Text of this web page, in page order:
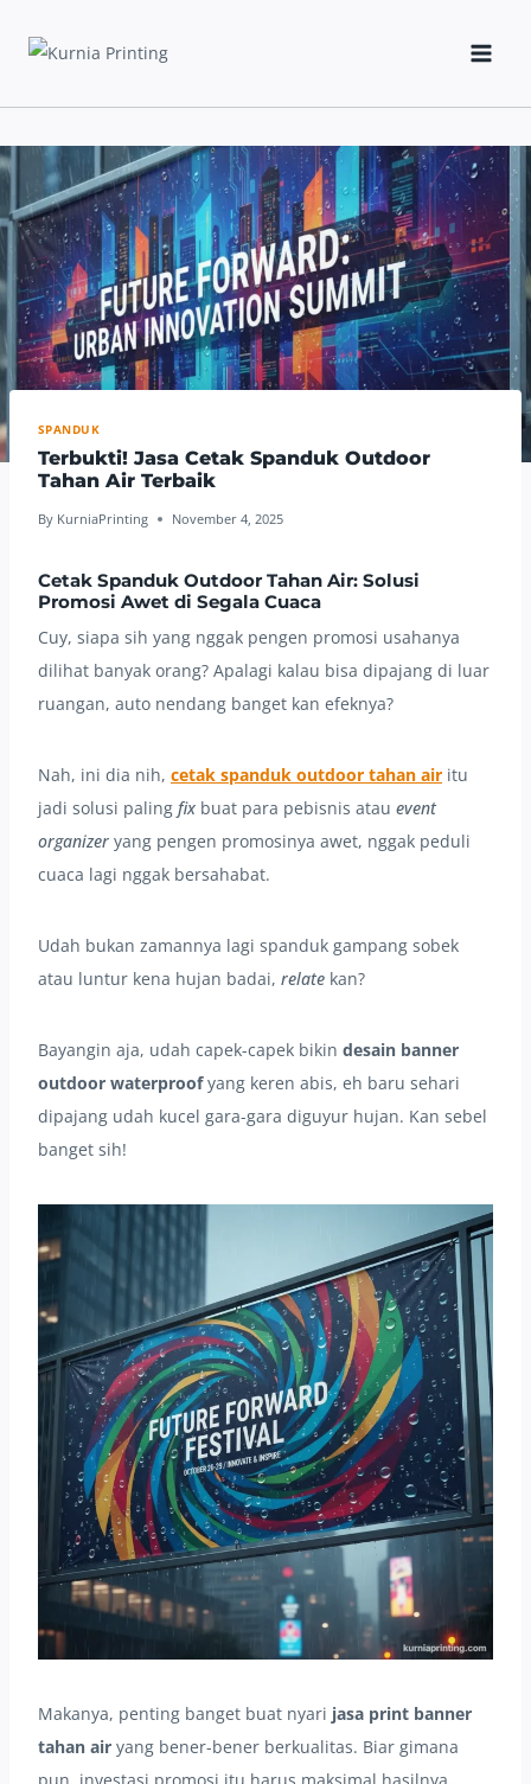
SPANDUK
Terbukti! Jasa Cetak Spanduk Outdoor
Tahan Air Terbaik
By KurniaPrinting November 4, 2025
Cetak Spanduk Outdoor Tahan Air: Solusi
Promosi Awet di Segala Cuaca
Cuy, siapa sih yang nggak pengen promosi usahanya
dilihat banyak orang? Apalagi kalau bisa dipajang di luar
ruangan, auto nendang banget kan efeknya?
Nah, ini dia nih, cetak spanduk outdoor tahan air itu
jadi solusi paling fix buat para pebisnis atau event
organizer yang pengen promosinya awet, nggak peduli
cuaca lagi nggak bersahabat.
Udah bukan zamannya lagi spanduk gampang sobek
atau luntur kena hujan badai, relate kan?
Bayangin aja, udah capek-capek bikin desain banner
outdoor waterproofyang keren abis, eh baru sehari
dipajang udah kucel gara-gara diguyur hujan. Kan sebel
banget sih!
Makanya, penting banget buat nyari jasa print banner
tahan air yang bener-bener berkualitas. Biar gimana